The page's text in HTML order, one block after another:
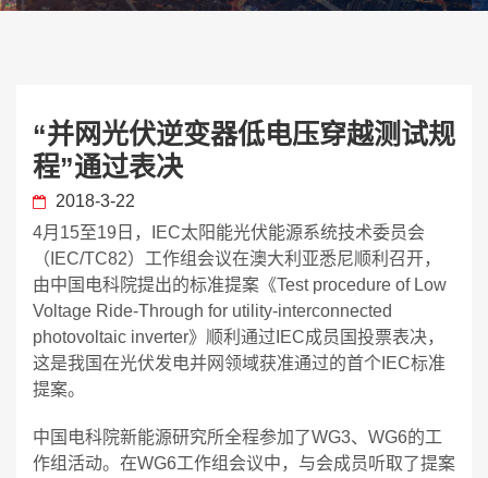
“并网光伏逆变器低电压穿越测试规
程”通过表决
2018-3-22
4月15至19日，IEC太阳能光伏能源系统技术委员会
（IEC/TC82）工作组会议在澳大利亚悉尼顺利召开，
由中国电科院提出的标准提案《Test procedure of Low
Voltage Ride-Through for utility-interconnected
photovoltaic inverter》顺利通过IEC成员国投票表决，
这是我国在光伏发电并网领域获准通过的首个IEC标准
提案。
中国电科院新能源研究所全程参加了WG3、WG6的工
作组活动。在WG6工作组会议中，与会成员听取了提案